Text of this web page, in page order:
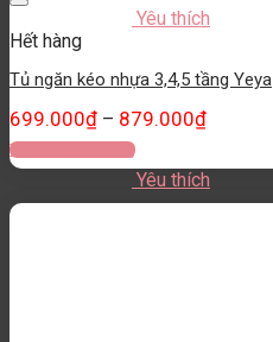
Yêu thích
Hết hàng
Tủ ngăn kéo nhựa 3,4,5 tầng Yeya
699.000₫ – 879.000₫
Thêm vào giỏ hàng
Yêu thích